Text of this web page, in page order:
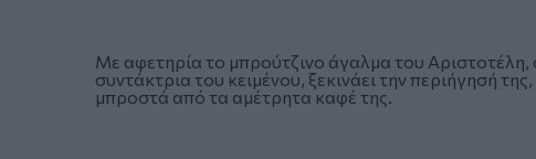
Με αφετηρία το μπρούτζινο άγαλμα του
συντάκτρια του κειμένου, ξεκινάει την περιήγησή
μπροστά από τα αμέτρητα καφέ της.